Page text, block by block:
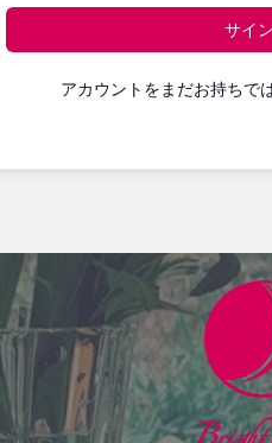
サイ
アカウントをまだお持ちで